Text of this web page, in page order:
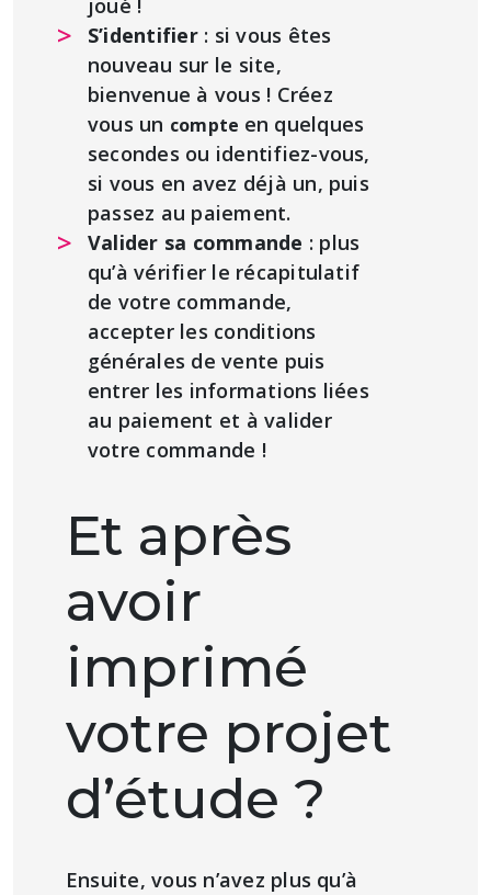
joué !
S’identifier: si vous êtes
nouveau sur le site,
bienvenue à vous ! Créez
vous un compte en quelques
secondes ou identifiez-vous,
si vous en avez déjà un, puis
passez au paiement.
Valider sa commande : plus
qu’à vérifier le récapitulatif
de votre commande,
accepter les conditions
générales de vente puis
entrer les informations liées
au paiement et à valider
votre commande !
Et après
avoir
imprimé
votre projet
d’étude ?
Ensuite, vous n’avez plus qu’à